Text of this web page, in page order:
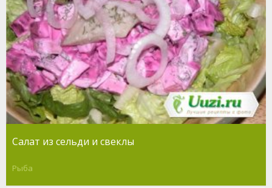
Салат из сельди и свеклы
Рыба